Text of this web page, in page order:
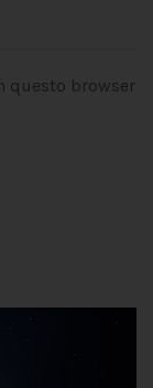
questo browser